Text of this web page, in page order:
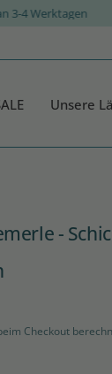
an 3-4 Werktagen
Unsere
-
Checkout